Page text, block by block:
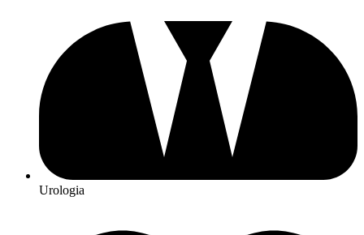
Urologia